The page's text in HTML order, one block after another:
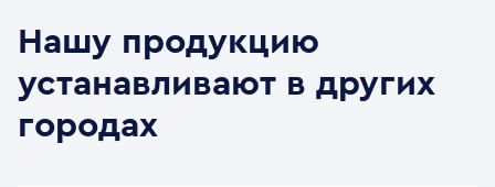
Нашу продукцию
устанавливают в других
городах